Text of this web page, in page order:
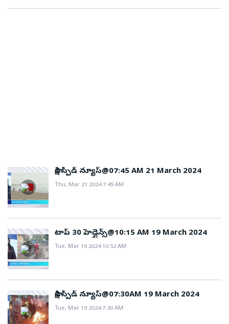
సాక్షి స్పీడ్ న్యూస్@07:45 AM 21 March 2024
Thu, Mar 21 2024 7:45 AM
టాప్ 30 హెడ్లైన్స్@10:15 AM 19 March 2024
Tue, Mar 19 2024 10:52 AM
సాక్షి స్పీడ్ న్యూస్@07:30AM 19 March 2024
Tue, Mar 19 2024 7:30 AM